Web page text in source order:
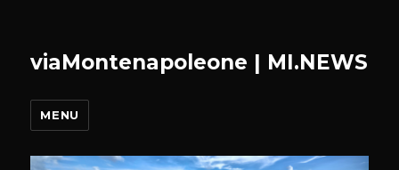
viaMontenapoleone | MI.NEWS
MENU